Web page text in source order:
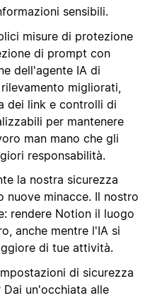
sensibili.
misure di protezione
di prompt con
dell'agente IA di
migliorati,
dei link e controlli di
per mantenere
man mano che gli
responsabilità.
la nostra sicurezza
nuove minacce. Il nostro
rendere Notion il luogo
anche mentre l'IA si
di tue attività.
di sicurezza
un'occhiata alle